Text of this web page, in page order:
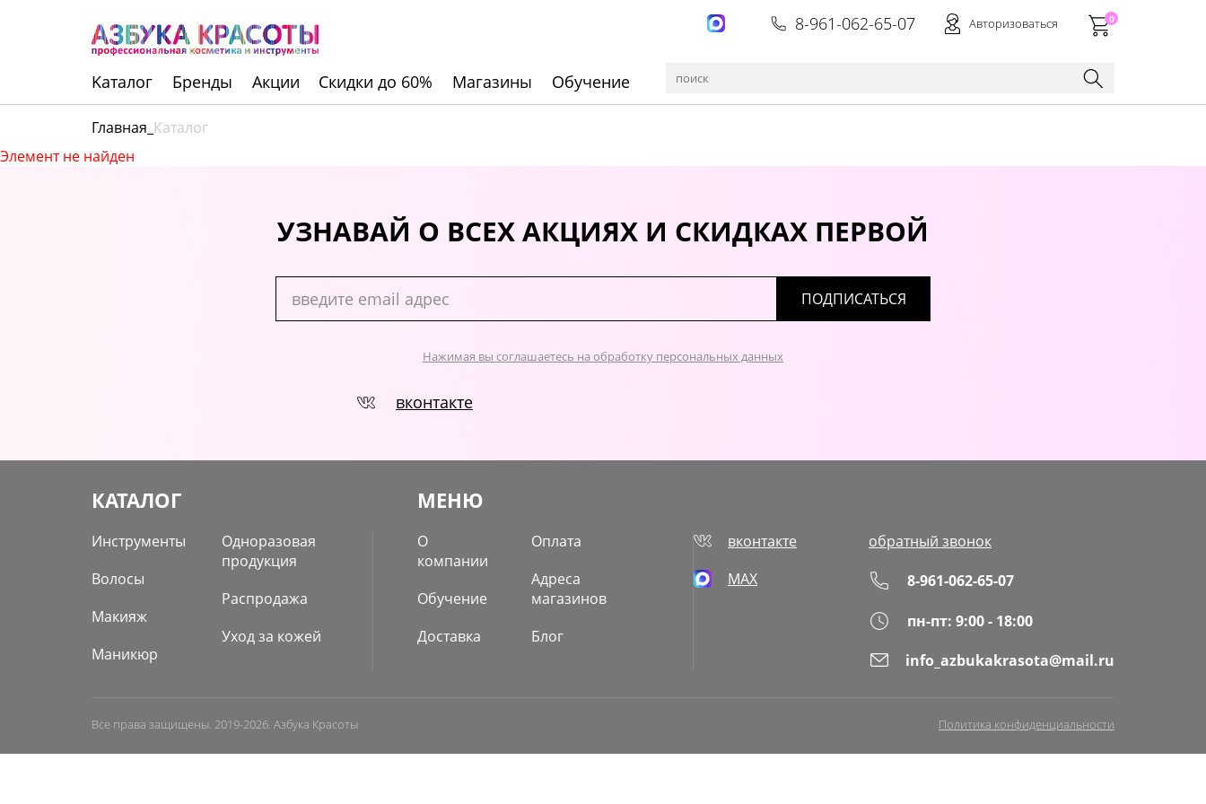
8-961-062-65-07 Авторизоваться 0
Kаталог
Инструменты
Бренды Акции Скидки до 60% Магазины Обучение
Главная Каталог
Элемент не найден
УЗНАВАЙ О ВСЕХ АКЦИЯХ И СКИДКАХ ПЕРВОЙ
ПОДПИСАТЬСЯ
Нажимая вы соглашаетесь на обработку персональных данных
вконтакте
КАТАЛОГ
Инструменты
Волосы
Макияж
Маникюр
Одноразовая
продукция
Распродажа
Уход за кожей
МЕНЮ
О
компании
Обучение
Доставка
Оплата
Адреса
магазинов
Блог
вконтакте
MAX
обратный звонок
8-961-062-65-07
пн-пт: 9:00 - 18:00
info_azbukakrasota@mail.ru
Все права защищены. 2019-2026. Азбука Красоты Политика конфиденциальности